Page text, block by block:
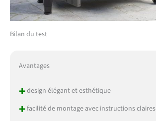
Bilan du test
Avantages
+design élégant et esthétique
+facilité de montage avec instructions claires